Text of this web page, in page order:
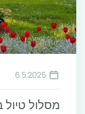
6.5.2025
מסלול